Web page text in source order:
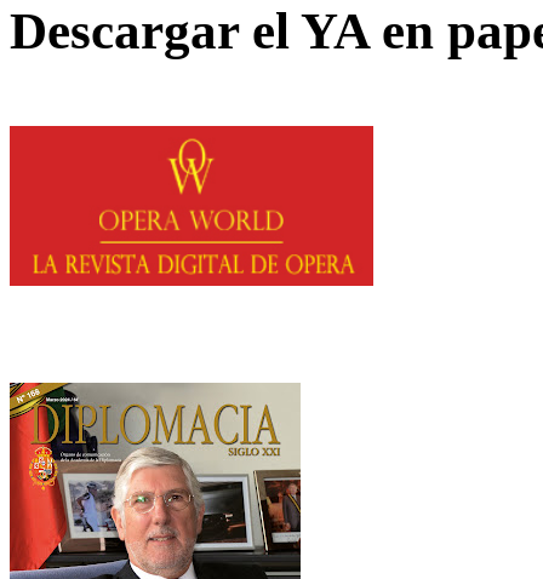
Descargar el YA en